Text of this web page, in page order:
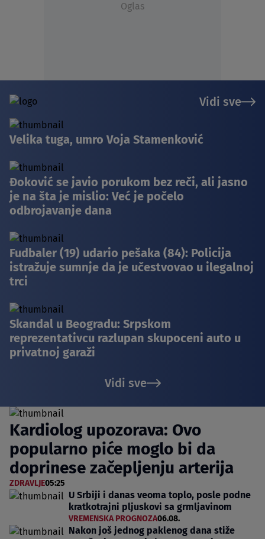
Oglas
Vidi sve
Velika tuga, umro Voja Stamenković
Đoković se javio porukom bez reči, ali jasno
je na šta je mislio: Već je počelo
odbrojavanje dana
Fudbaler (19) udario pešaka (84): Policija
istražuje sumnje da je učestvovao u ilegalnoj
trci
Skandal u Beogradu: Srpskom
reprezentativcu razlupan skupoceni auto u
privatnoj garaži
Vidi sve
Kardiolog upozorava: Ovo
popularno piće moglo bi da
doprinese začepljenju arterija
ZDRAVLJE05:25
U Srbiji i danas veoma toplo, posle podne
kratkotrajni pljuskovi sa grmljavinom
VREMENSKA PROGNOZA06.08.
Nakon još jednog paklenog dana stiže